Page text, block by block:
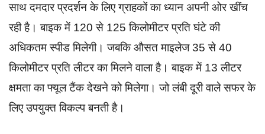
साथ दमदार प्रदर्शन के लिए ग्राहकों का ध्यान अपनी ओर खींच
रही है। बाइक में 120 से 125 किलोमीटर प्रति घंटे की
अधिकतम स्पीड मिलेगी। जबकि औसत माइलेज 35 से 40
किलोमीटर प्रति लीटर का मिलने वाला है। बाइक में 13 लीटर
क्षमता का फ्यूल टैंक देखने को मिलेगा। जो लंबी दूरी वाले सफर के
लिए उपयुक्त विकल्प बनती है।